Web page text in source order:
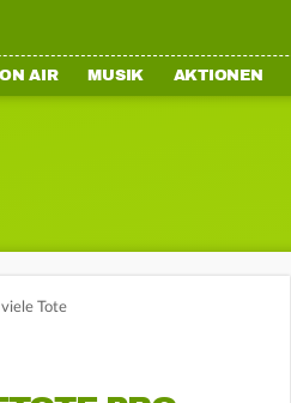
ON AIR MUSIK AKTIONEN
Tote